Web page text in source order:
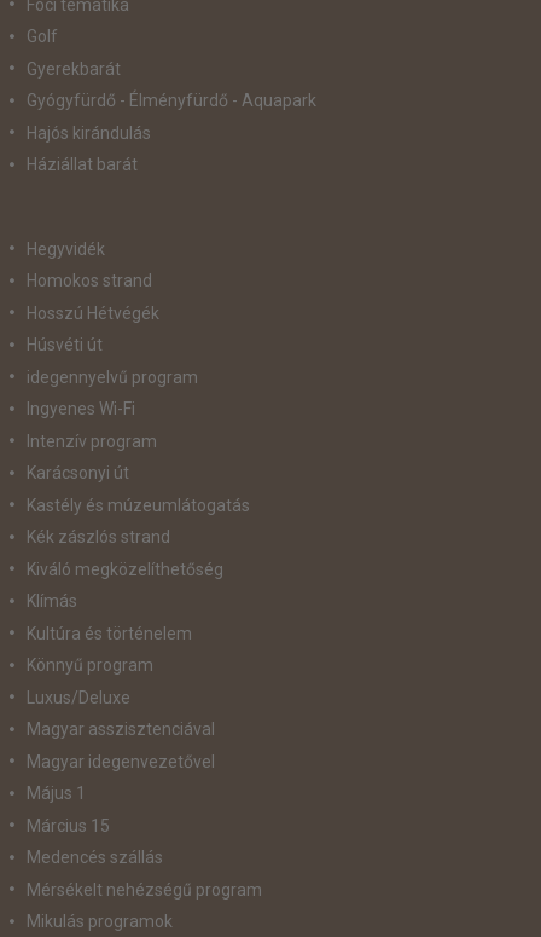
Foci tematika
Golf
Gyerekbarát
Gyógyfürdő - Élményfürdő - Aquapark
Hajós kirándulás
Háziállat barát
Hegyvidék
Homokos strand
Hosszú Hétvégék
Húsvéti út
idegennyelvű program
Ingyenes Wi-Fi
Intenzív program
Karácsonyi út
Kastély és múzeumlátogatás
Kék zászlós strand
Kiváló megközelíthetőség
Klímás
Kultúra és történelem
Könnyű program
Luxus/Deluxe
Magyar asszisztenciával
Magyar idegenvezetővel
Május 1
Március 15
Medencés szállás
Mérsékelt nehézségű program
Mikulás programok